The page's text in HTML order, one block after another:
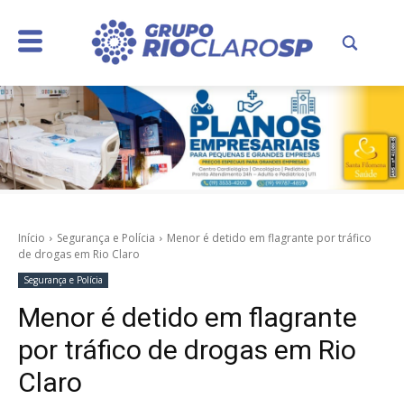
Início Segurança e Polícia
Menor é detido em flagrante por tráfico
de drogas em Rio Claro
Segurança e Polícia
Menor é detido em flagrante
por tráfico de drogas em Rio
Claro